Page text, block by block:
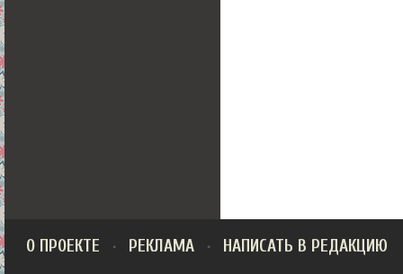
О ПРОЕКТЕ РЕКЛАМА НАПИСАТЬ В РЕДАКЦИЮ